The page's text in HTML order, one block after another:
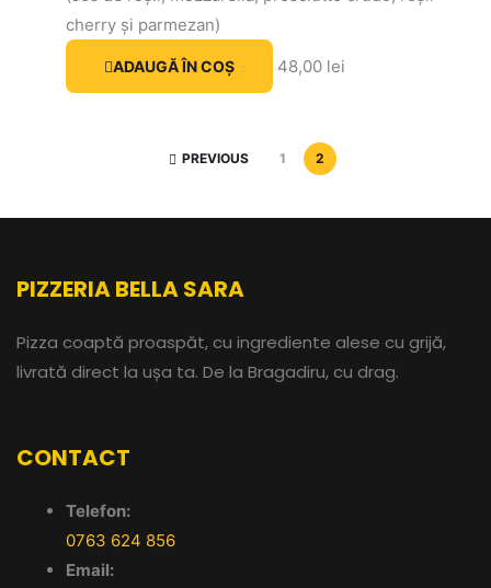
cherry și parmezan)
ADAUGĂ ÎN COȘ 48,00 lei
PREVIOUS 1 2
PIZZERIA BELLA SARA
Pizza coaptă proaspăt, cu ingrediente alese cu grijă,
livrată direct la ușa ta. De la Bragadiru, cu drag.
CONTACT
Telefon:
0763 624 856
Email: